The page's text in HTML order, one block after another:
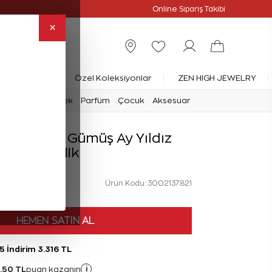
×
Online Sipariş Takibi
Yüzük Özel Koleksiyonlar ZEN HIGH JEWELRY
Erkek Parfüm Çocuk Aksesuar
İpli Gümüş Ay Yıldız
Bileklik
Ürün Kodu: 3002137821
HEMEN SATIN AL
İndirim 3.316 TL
TL puan kazanın i